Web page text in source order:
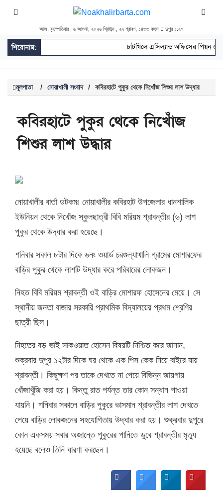
আজ, বৃহস্পতিবার , ৬ আগস্ট, ২০২৬ খ্রিষ্টাব্দ , ২২ শ্রাবণ, ১৪৩৩ বঙ্গাব্দ দুপুর ১:২৭
শিরোনাম: চাটখিলে এসিল্যান্ড অফিসের পিয়ন
মূলপাতা / নোয়াখালী সংবাদ / কবিরহাটে পুকুর থেকে নিখোঁজ শিশুর লাশ উদ্ধার
কবিরহাটে পুকুর থেকে নিখোঁজ
শিশুর লাশ উদ্ধার
নোয়াখালীর বার্তা ডটকমঃ নোয়াখালীর কবিরহাট উপজেলার ধানশালিক
ইউনিয়ন থেকে নিখোঁজ স্কুলছাত্রী বিবি মরিয়ম শ্রাবন্তীর (৬) লাশ
পুকুর থেকে উদ্ধার করা হয়েছে।
শনিবার সকাল ৮টার দিকে ৬নং ওয়ার্ড চরগুল্যাখালি গ্রামের মোশারফের
বাড়ির পুকুর থেকে লাশটি উদ্ধার করে পরিবারের লোকজন।
নিহত বিবি মরিয়ম শ্রাবন্তী ওই বাড়ির মোশারফ হোসেনের মেয়ে। সে
স্থানীয় জনতা বাজার সরকারি প্রাথমিক বিদ্যালয়ের প্রথম শ্রেণির
ছাত্রী ছিল।
নিহতের বড় ভাই সাকওয়াত হোসেন বিষয়টি নিশ্চিত করে জানান,
শুক্রবার দুপুর ১২টার দিকে ঘর থেকে এক পিস কেক নিয়ে বাইরে যায়
শ্রাবন্তী। কিছুক্ষণ পর তাকে দেখতে না পেয়ে বিভিন্ন জায়গায়
খোঁজাখুঁজি করা হয়। কিন্তু রাত পর্যন্ত তার কোন সন্ধান পাওয়া
যায়নি। শনিবার সকালে বাড়ির পুকুরে ভাসমান শ্রাবন্তীর লাশ দেখতে
পেয়ে বাড়ির লোকজনের সহযোগিতায় উদ্ধার করা হয়। শুক্রবার দুপুরে
কোন একসময় সবার অজান্তে পুকুরের পানিতে ডুবে শ্রাবন্তীর মৃত্যু
হয়েছে বলেও তিনি ধারণা করছেন।